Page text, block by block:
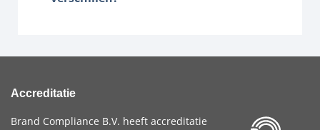
Accreditatie
Brand Compliance B.V. heeft accreditatie